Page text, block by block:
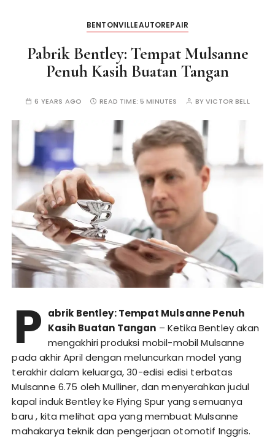
BENTONVILLEAUTOREPAIR
Pabrik Bentley: Tempat Mulsanne
Penuh Kasih Buatan Tangan
6 YEARS AGO READ TIME: 5 MINUTES BYVICTOR BELL
P abrik Bentley: Tempat Mulsanne Penuh
Kasih Buatan Tangan – Ketika Bentley akan
mengakhiri produksi mobil-mobil Mulsanne
pada akhir April dengan meluncurkan model yang
terakhir dalam keluarga, 30-edisi edisi terbatas
Mulsanne 6.75 oleh Mulliner, dan menyerahkan judul
kapal induk Bentley ke Flying Spur yang semuanya
baru , kita melihat apa yang membuat Mulsanne
mahakarya teknik dan pengerjaan otomotif Inggris.